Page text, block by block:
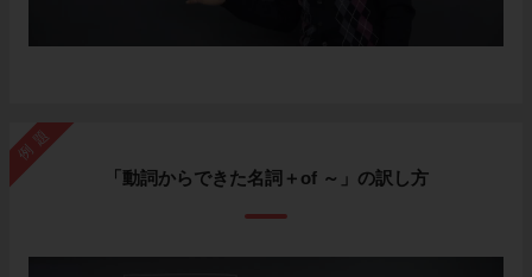
例題
「動詞からできた名詞＋of ～」の訳し方